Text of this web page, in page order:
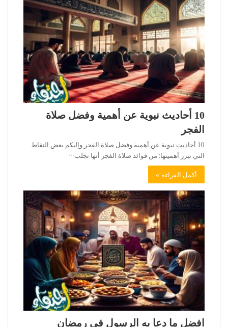
10 أحاديث نبوية عن أهمية وفضل صلاة
الفجر
10 أحاديث نبوية عن أهمية وفضل صلاة الفجر وإليكم بعض النقاط
التي تبرز أهميتها: من فوائد صلاة الفجر أنها تجلب…
أكمل القراءة »
افضل ما دعا به الرسول في رمضان